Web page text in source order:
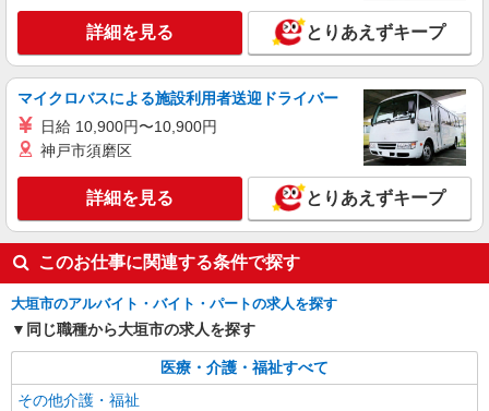
詳細を見る とりあえずキープ
マイクロバスによる施設利用者送迎ドライバー
日給 10,900円〜10,900円
神戸市須磨区
詳細を見る とりあえずキープ
このお仕事に関連する条件で探す
大垣市のアルバイト・バイト・パートの求人を探す
同じ職種から大垣市の求人を探す
医療・介護・福祉すべて
その他介護・福祉